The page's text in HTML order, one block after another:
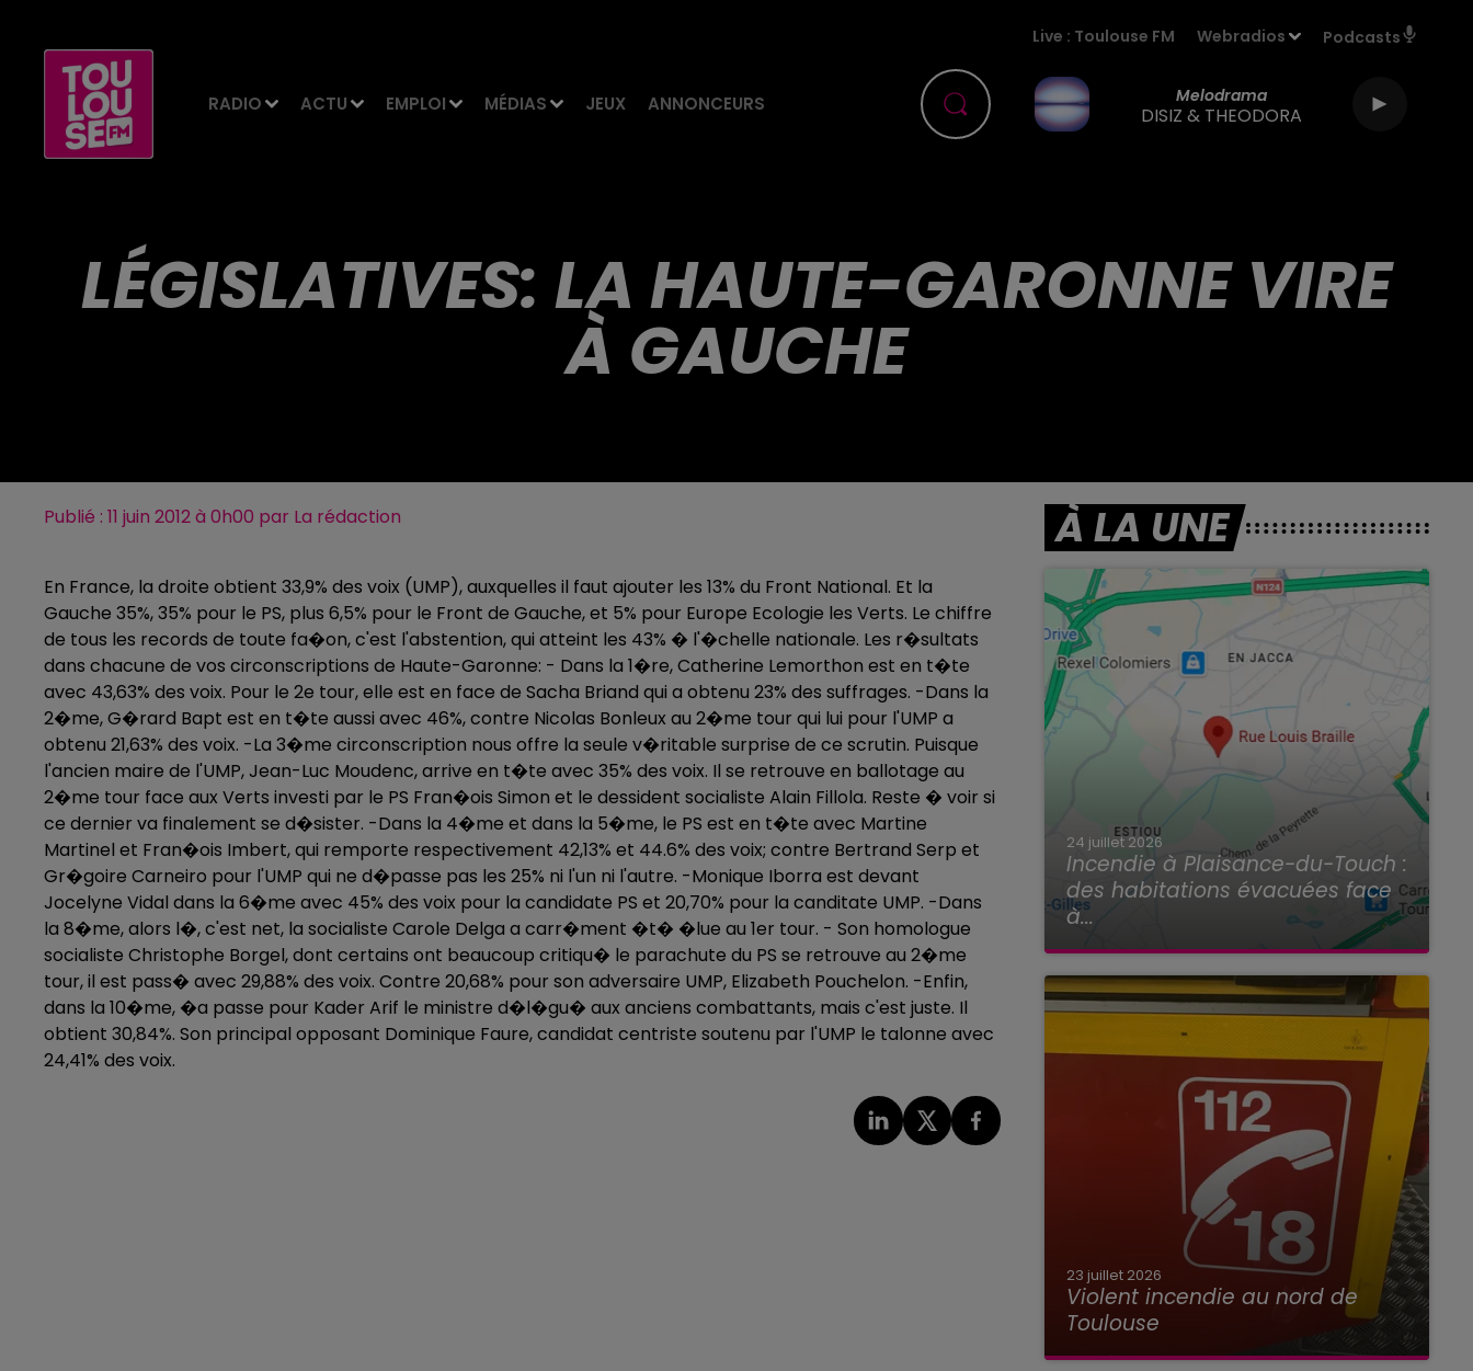
RADIO ACTU EMPLOI MÉDIAS JEUX ANNONCEURS
Live : Toulouse FM Webradios Podcasts
Melodrama
DISIZ & THEODORA
LÉGISLATIVES: LA HAUTE-GARONNE VIRE
À GAUCHE
Publié : 11 juin 2012 à 0h00 par La rédaction
En France, la droite obtient 33,9% des voix (UMP), auxquelles il faut ajouter les 13% du Front National. Et la
Gauche 35%, 35% pour le PS, plus 6,5% pour le Front de Gauche, et 5% pour Europe Ecologie les Verts. Le chiffre
de tous les records de toute fa�on, c'est l'abstention, qui atteint les 43% � l'�chelle nationale. Les r�sultats
dans chacune de vos circonscriptions de Haute-Garonne: - Dans la 1�re, Catherine Lemorthon est en t�te
avec 43,63% des voix. Pour le 2e tour, elle est en face de Sacha Briand qui a obtenu 23% des suffrages. -Dans la
2�me, G�rard Bapt est en t�te aussi avec 46%, contre Nicolas Bonleux au 2�me tour qui lui pour l'UMP a
obtenu 21,63% des voix. -La 3�me circonscription nous offre la seule v�ritable surprise de ce scrutin. Puisque
l'ancien maire de l'UMP, Jean-Luc Moudenc, arrive en t�te avec 35% des voix. Il se retrouve en ballotage au
2�me tour face aux Verts investi par le PS Fran�ois Simon et le dessident socialiste Alain Fillola. Reste � voir si
ce dernier va finalement se d�sister. -Dans la 4�me et dans la 5�me, le PS est en t�te avec Martine
Martinel et Fran�ois Imbert, qui remporte respectivement 42,13% et 44.6% des voix; contre Bertrand Serp et
Gr�goire Carneiro pour l'UMP qui ne d�passe pas les 25% ni l'un ni l'autre. -Monique Iborra est devant
Jocelyne Vidal dans la 6�me avec 45% des voix pour la candidate PS et 20,70% pour la canditate UMP. -Dans
la 8�me, alors l�, c'est net, la socialiste Carole Delga a carr�ment �t� �lue au 1er tour. - Son homologue
socialiste Christophe Borgel, dont certains ont beaucoup critiqu� le parachute du PS se retrouve au 2�me
tour, il est pass� avec 29,88% des voix. Contre 20,68% pour son adversaire UMP, Elizabeth Pouchelon. -Enfin,
dans la 10�me, �a passe pour Kader Arif le ministre d�l�gu� aux anciens combattants, mais c'est juste. Il
obtient 30,84%. Son principal opposant Dominique Faure, candidat centriste soutenu par l'UMP le talonne avec
24,41% des voix.
À LA UNE
24 juillet 2026
Incendie à Plaisance-du-Touch :
des habitations évacuées face
à...
23 juillet 2026
Violent incendie au nord de
Toulouse